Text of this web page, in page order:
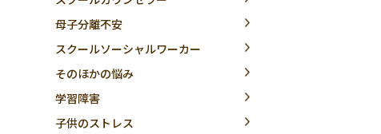
母子分離不安
スクールソーシャルワーカー
そのほかの悩み
学習障害
子供のストレス